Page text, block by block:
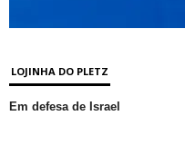
LOJINHA DO PLETZ
Em defesa de Israel